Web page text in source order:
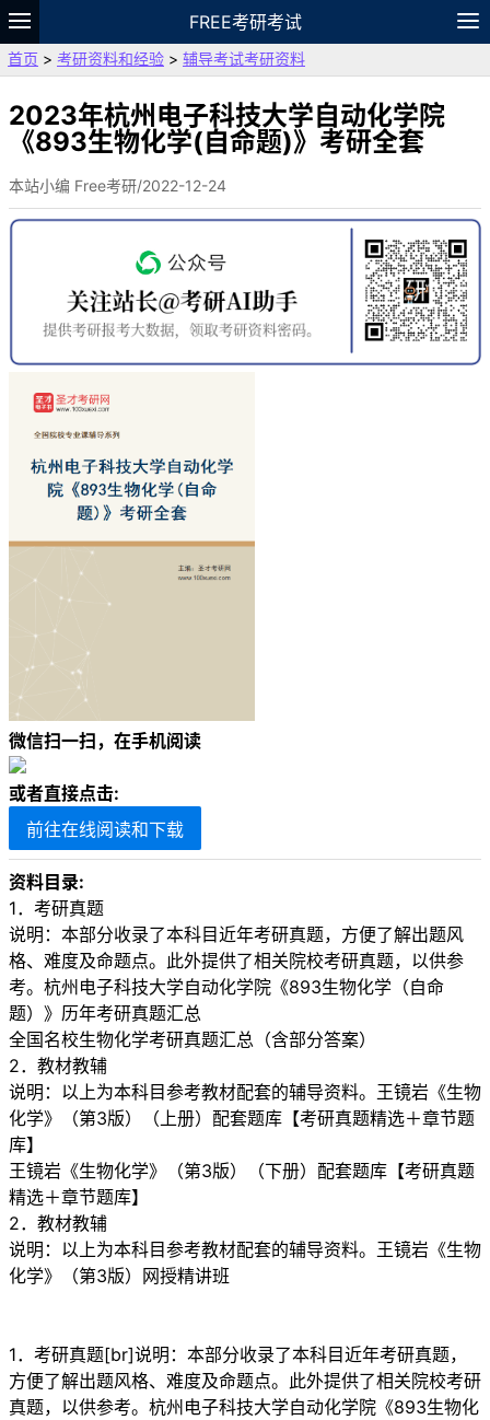
FREE考研考试
题库
故事 专题 APP 笔记
VIP
资料
首页 > 考研资料和经验 > 辅导考试考研资料
2023年杭州电子科技大学自动化学院
《893生物化学(自命题)》考研全套
本站小编 Free考研/2022-12-24
微信扫一扫，在手机阅读
或者直接点击:
前往在线阅读和下载
资料目录:
1．考研真题
说明：本部分收录了本科目近年考研真题，方便了解出题风
格、难度及命题点。此外提供了相关院校考研真题，以供参
考。杭州电子科技大学自动化学院《893生物化学（自命
题）》历年考研真题汇总
全国名校生物化学考研真题汇总（含部分答案）
2．教材教辅
说明：以上为本科目参考教材配套的辅导资料。王镜岩《生物
化学》（第3版）（上册）配套题库【考研真题精选＋章节题
库】
王镜岩《生物化学》（第3版）（下册）配套题库【考研真题
精选＋章节题库】
2．教材教辅
说明：以上为本科目参考教材配套的辅导资料。王镜岩《生物
化学》（第3版）网授精讲班
1．考研真题[br]说明：本部分收录了本科目近年考研真题，
方便了解出题风格、难度及命题点。此外提供了相关院校考研
真题，以供参考。杭州电子科技大学自动化学院《893生物化